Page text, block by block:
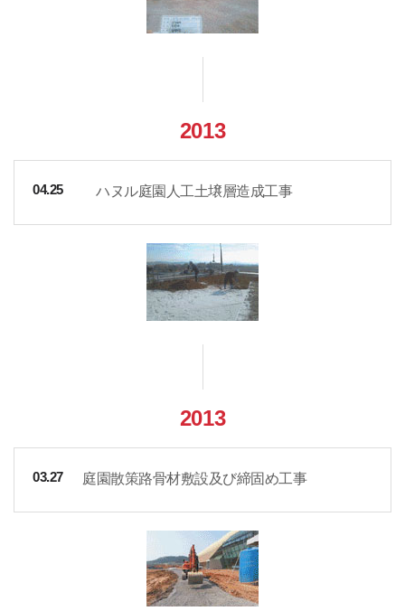
2013
04.25 ハヌル庭園人工土壌層造成工事
2013
03.27 庭園散策路骨材敷設及び締固め工事